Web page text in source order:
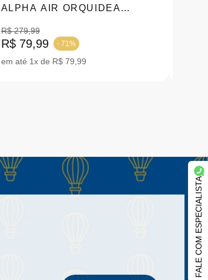
FALE COM ESPECIALISTA
ALPHA AIR ORQUIDEA
R$ 279,99
R$ 79,99 - 71%
em até 1x de R$ 79,99